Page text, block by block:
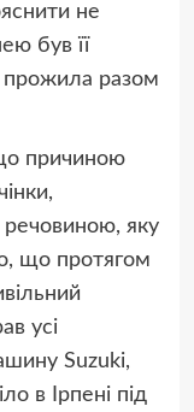
не
був її
прожила разом
причиною
речовиною, яку
що протягом
усі
Suzuki,
в Ірпені під